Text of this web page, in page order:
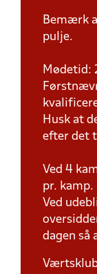
Bemærk
pulje.
Mødetid:
Husk at
efter det
Ved 4
pr. kamp.
Ved
dagen så